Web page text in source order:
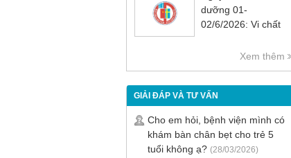
dưỡng 01-
02/6/2026: Vi chất
thiết cho sự phát
Xem thêm
GIẢI ĐÁP VÀ TƯ VẤN
Cho em hỏi, bệnh viện mình có
khám bàn chân bẹt cho trẻ 5
tuổi không ạ? (28/03/2026)